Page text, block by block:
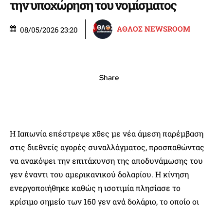
την υποχώρηση του νομίσματος
08/05/2026 23:20 ΑΘΛΟΣ NEWSROOM
Share
Η Ιαπωνία επέστρεψε χθες με νέα άμεση παρέμβαση
στις διεθνείς αγορές συναλλάγματος, προσπαθώντας
να ανακόψει την επιτάχυνση της αποδυνάμωσης του
γεν έναντι του αμερικανικού δολαρίου. Η κίνηση
ενεργοποιήθηκε καθώς η ισοτιμία πλησίασε το
κρίσιμο σημείο των 160 γεν ανά δολάριο, το οποίο οι